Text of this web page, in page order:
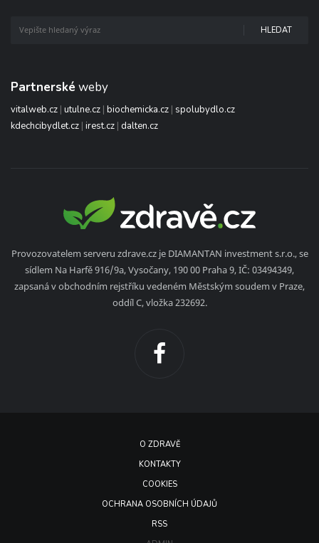
HLEDAT
Partnerské weby
vitalweb.cz | utulne.cz | biochemicka.cz | spolubydlo.cz
kdechcibydlet.cz | irest.cz | dalten.cz
Provozovatelem serveru zdrave.cz je DIAMANTAN investment s.r.o., se
sídlem Na Harfě 916/9a, Vysočany, 190 00 Praha 9, IČ: 03494349,
zapsaná v obchodním rejstříku vedeném Městským soudem v Praze,
oddíl C, vložka 232692.
O ZDRAVĚ
KONTAKTY
COOKIES
OCHRANA OSOBNÍCH ÚDAJŮ
RSS